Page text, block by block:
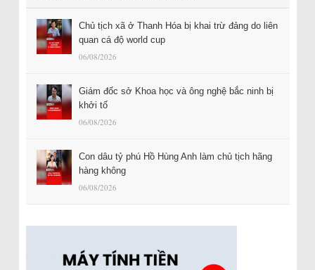
Chủ tịch xã ở Thanh Hóa bị khai trừ đảng do liên
quan cá độ world cup
06/08/2026
Giám đốc sở Khoa học và ông nghệ bắc ninh bị
khởi tố
06/08/2026
Con dâu tỷ phú Hồ Hùng Anh làm chủ tịch hãng
hàng không
06/08/2026